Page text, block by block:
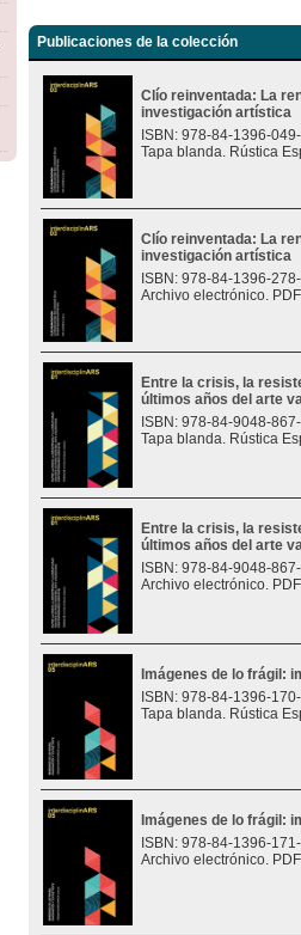
Publicaciones de la colección
Clío reinventada: La
investigación artística
ISBN: 978-84-1396-
Tapa blanda. Rústica
Clío reinventada: La
investigación artística
ISBN: 978-84-1396-
Archivo electrónico.
Entre la crisis, la
últimos años del arte
ISBN: 978-84-9048-
Tapa blanda. Rústica
Entre la crisis, la
últimos años del arte
ISBN: 978-84-9048-
Archivo electrónico.
Imágenes de lo frágil:
ISBN: 978-84-1396-
Tapa blanda. Rústica
Imágenes de lo frágil:
ISBN: 978-84-1396-
Archivo electrónico.